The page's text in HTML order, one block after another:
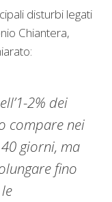
disturbi legati
Chiantera,
2% dei
compare nei
giorni, ma
fino